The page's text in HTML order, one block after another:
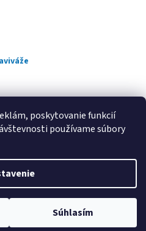
poskytovanie funkcií
používame súbory
Súhlasím
. Všetky práva vyhradené.
cookies